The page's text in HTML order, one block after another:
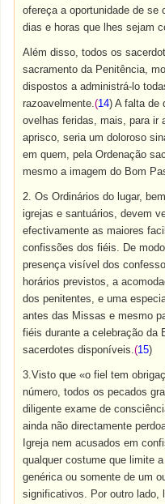
ofereça a oportunidade de se
dias e horas que lhes sejam
Além disso, todos os
sacramento da Penitência,
dispostos a administrá-lo
razoavelmente.(14) A falta de
ovelhas feridas, mais, para ir
aprisco, seria um doloroso
em quem, pela Ordenação
mesmo a imagem do Bom
2. Os Ordinários do lugar,
igrejas e santuários, devem
efectivamente as maiores
confissões dos fiéis. De
presença visível dos
horários previstos, a
dos penitentes, e uma
antes das Missas e mesmo
fiéis durante a celebração da
sacerdotes disponíveis.(15)
3.Visto que «o fiel tem
número, todos os pecados
diligente exame de
ainda não directamente
Igreja nem acusados em
qualquer costume que limite
genérica ou somente de um
significativos. Por outro lado,